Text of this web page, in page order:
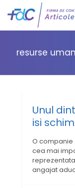
resurse
Unul
isi
O companie
cea mai
angajat